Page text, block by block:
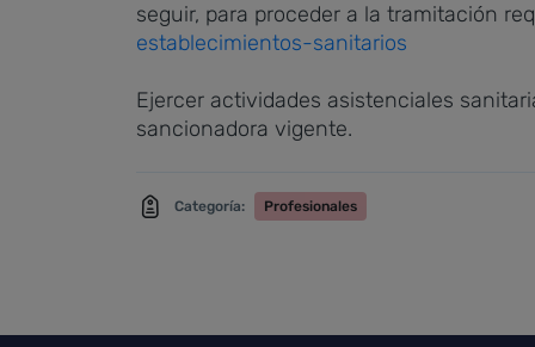
seguir, para proceder a la tramitación
establecimientos-sanitarios
Ejercer actividades asistenciales
sancionadora vigente.
Categoría: Profesionales